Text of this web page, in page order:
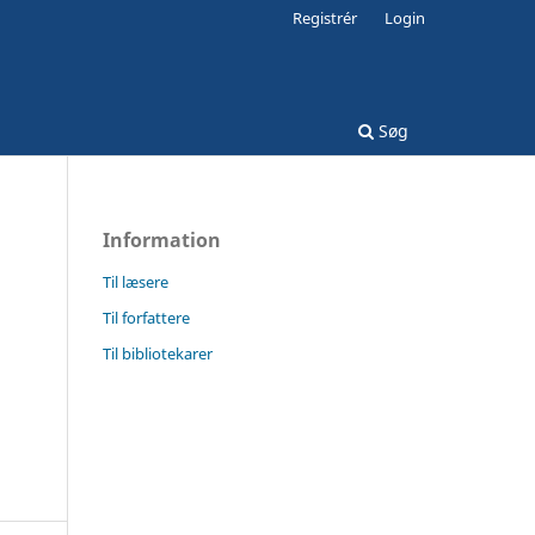
Søg
Registrér Login
Information
Til læsere
Til forfattere
Til bibliotekarer